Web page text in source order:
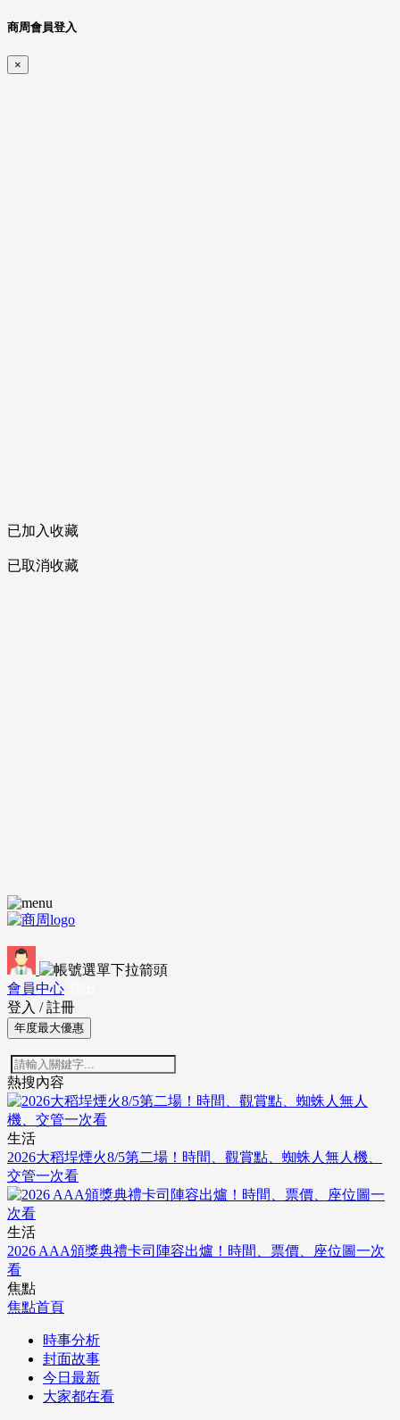
商周會員登入
×
已加入收藏
已取消收藏
會員中心
登入 / 註冊
年度最大優惠
熱搜內容
生活
2026大稻埕煙火8/5第二場！時間、觀賞點、蜘蛛人無人機、
交管一次看
生活
2026 AAA頒獎典禮卡司陣容出爐！時間、票價、座位圖一次
看
焦點
焦點首頁
時事分析
封面故事
今日最新
大家都在看